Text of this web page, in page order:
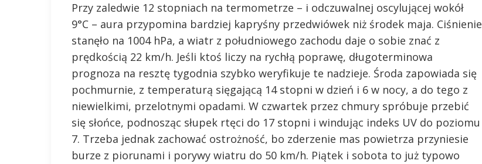
Przy zaledwie 12 stopniach na termometrze – i odczuwalnej oscylującej wokół
9°C – aura przypomina bardziej kapryśny przedwiówek niż środek maja. Ciśnienie
stanęło na 1004 hPa, a wiatr z południowego zachodu daje o sobie znać z
prędkością 22 km/h. Jeśli ktoś liczy na rychłą poprawę, długoterminowa
prognoza na resztę tygodnia szybko weryfikuje te nadzieje. Środa zapowiada się
pochmurnie, z temperaturą sięgającą 14 stopni w dzień i 6 w nocy, a do tego z
niewielkimi, przelotnymi opadami. W czwartek przez chmury spróbuje przebić
się słońce, podnosząc słupek rtęci do 17 stopni i windując indeks UV do poziomu
7. Trzeba jednak zachować ostrożność, bo zderzenie mas powietrza przyniesie
burze z piorunami i porywy wiatru do 50 km/h. Piątek i sobota to już typowo